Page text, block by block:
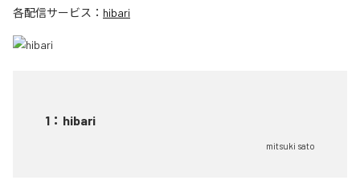
各配信サービス： hibari
1 ： hibari
mitsuki sato